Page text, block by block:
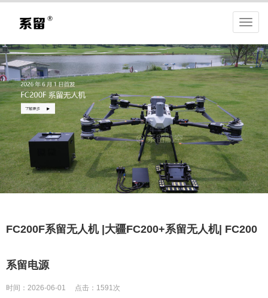
FC200F系留无人机 |大疆FC200+系留无人机| FC200
系留电源
时间：2026-06-01 点击：1591次